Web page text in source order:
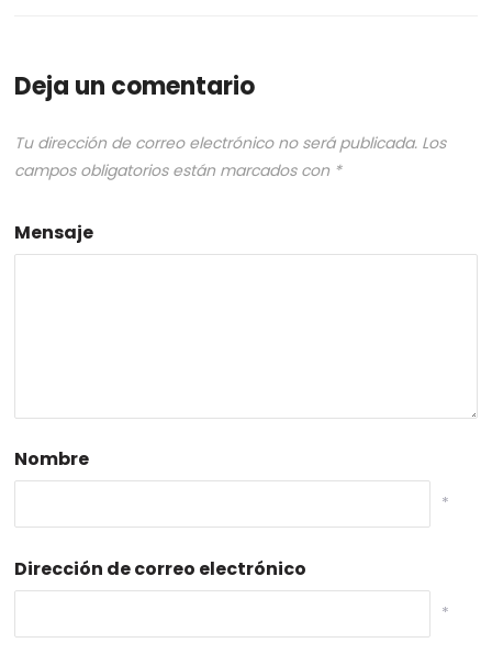
Deja un comentario
Tu dirección de correo electrónico no será publicada. Los
campos obligatorios están marcados con *
Mensaje
Nombre
*
Dirección de correo electrónico
*